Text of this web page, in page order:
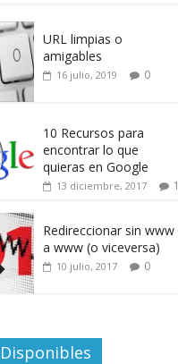
URL limpias o
amigables
16 julio, 2019 0
10 Recursos para
encontrar lo que
quieras en Google
13 diciembre, 2017 1
Redireccionar sin www
a www (o viceversa)
10 julio, 2017 0